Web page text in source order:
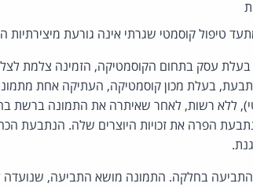
טיפול קוסמטי שגרתי אינה גורעת
עסק בתחום הקוסמטיקה, הזמינה צלמת
בעלת מכון קוסמטיקה, העתיקה אחת
ללא רשות, לאחר שאיתרה את התמונה ברשת
הפרה את זכויות היוצרים שלה. הנתבעת
בחלקה. התמונה מושא התביעה, שנועדה